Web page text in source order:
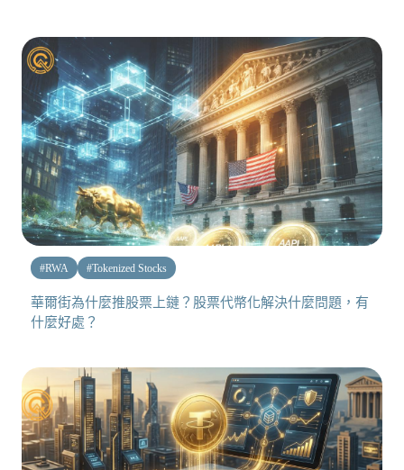
#RWA #Tokenized Stocks
華爾街為什麼推股票上鏈？股票代幣化解決什麼問題，有
什麼好處？